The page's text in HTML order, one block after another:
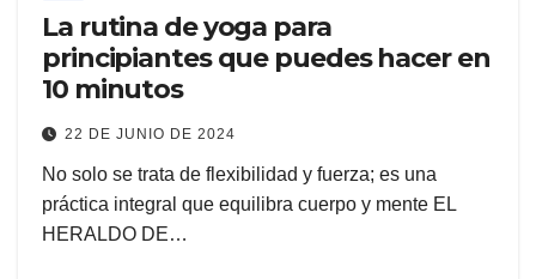
La rutina de yoga para
principiantes que puedes hacer en
10 minutos
22 DE JUNIO DE 2024
No solo se trata de flexibilidad y fuerza; es una
práctica integral que equilibra cuerpo y mente EL
HERALDO DE…